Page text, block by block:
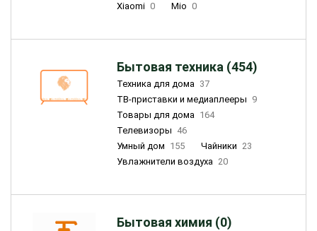
Xiaomi 0 Mio 0
Бытовая техника (454)
Техника для дома 37
ТВ-приставки и медиаплееры 9
Товары для дома 164
Телевизоры 46
Умный дом 155 Чайники 23
Увлажнители воздуха 20
Бытовая химия (0)